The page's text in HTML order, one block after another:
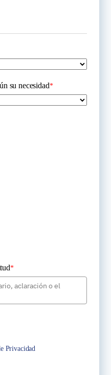
su necesidad*
*
Privacidad